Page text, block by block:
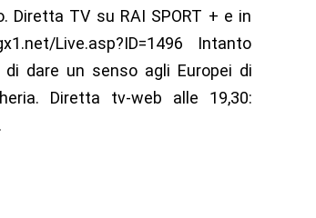
Diretta TV su RAI SPORT + e in
Live.asp?ID=1496 Intanto
dare un senso agli Europei di
Diretta tv-web alle 19,30: